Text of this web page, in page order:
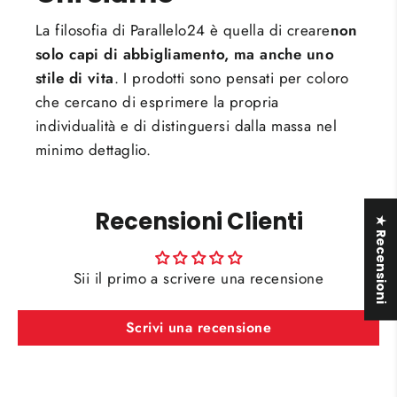
La filosofia di Parallelo24 è quella di crearenon
solo capi di abbigliamento, ma anche uno
stile di vita. I prodotti sono pensati per coloro
che cercano di esprimere la propria
individualità e di distinguersi dalla massa nel
minimo dettaglio.
Recensioni Clienti
Sii il primo a scrivere una recensione
Scrivi una recensione
★ Recensioni